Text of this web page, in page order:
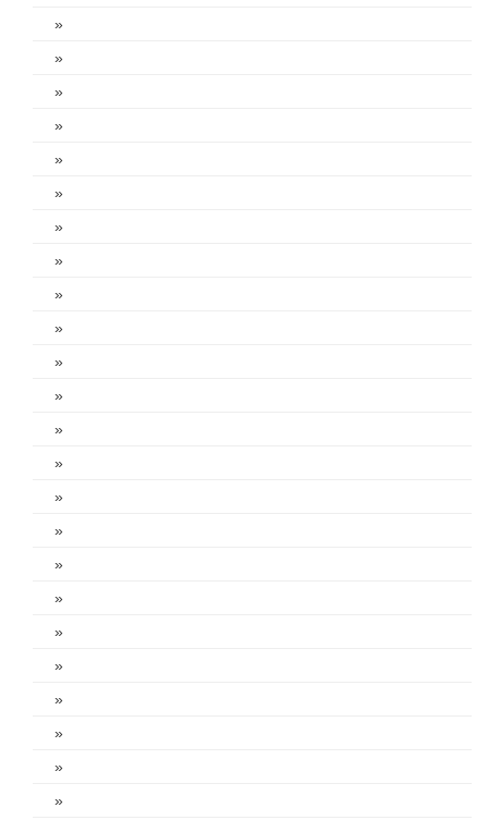
»
»
»
»
»
»
»
»
»
»
»
»
»
»
»
»
»
»
»
»
»
»
»
»